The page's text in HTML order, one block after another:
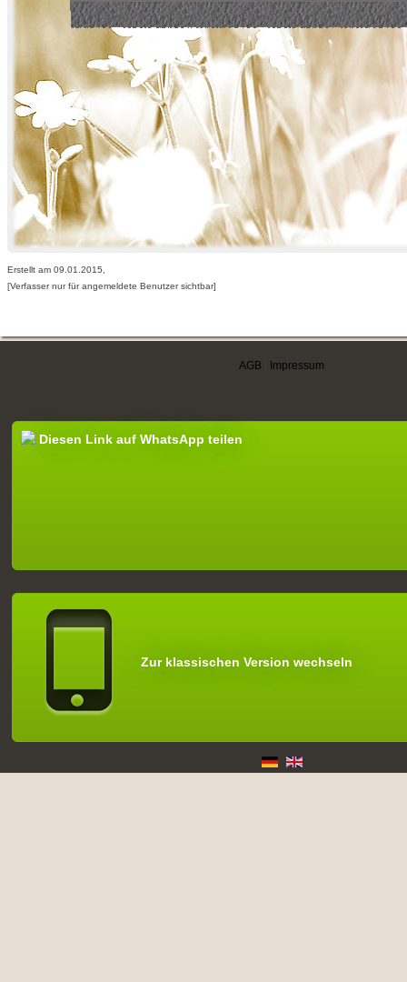
Erstellt am 09.01.2015,
[Verfasser nur für angemeldete Benutzer sichtbar]
AGB Impressum
Diesen Link auf WhatsApp teilen
Zur klassischen Version wechseln